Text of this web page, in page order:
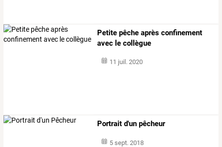
Petite pêche après confinement
avec le collègue
11 juil. 2020
Portrait d'un pêcheur
5 sept. 2018